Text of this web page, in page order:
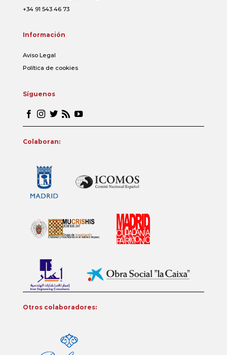
+34 91 543 46 73
Información
Aviso Legal
Política de cookies
Síguenos
Colaboran:
Otros colaboradores: